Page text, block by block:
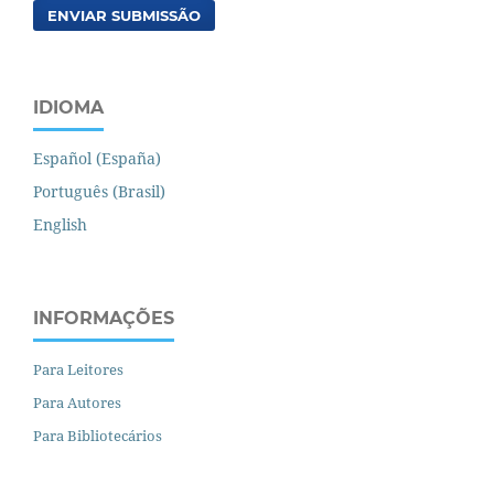
ENVIAR SUBMISSÃO
IDIOMA
Español (España)
Português (Brasil)
English
INFORMAÇÕES
Para Leitores
Para Autores
Para Bibliotecários